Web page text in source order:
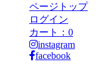
ページトップ
ログイン
カート： 0
instagram
facebook